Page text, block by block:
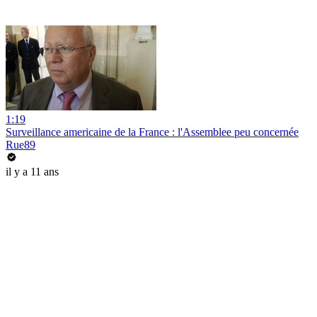
1:19
Surveillance americaine de la France : l'Assemblee peu concernée
Rue89
il y a 11 ans